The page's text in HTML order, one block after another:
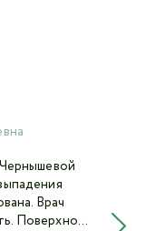
Врач
Поверхно...